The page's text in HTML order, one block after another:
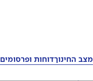
מצב החינוךדוחות ופרסומים